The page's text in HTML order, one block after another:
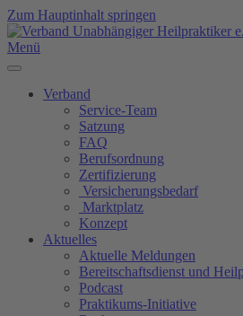
Zum Hauptinhalt springen
Menü
Verband
Service-Team
Satzung
FAQ
Berufsordnung
Zertifizierung
Versicherungsbedarf
Marktplatz
Konzept
Aktuelles
Aktuelle Meldungen
Bereitschaftsdienst und
Podcast
Praktikums-Initiative